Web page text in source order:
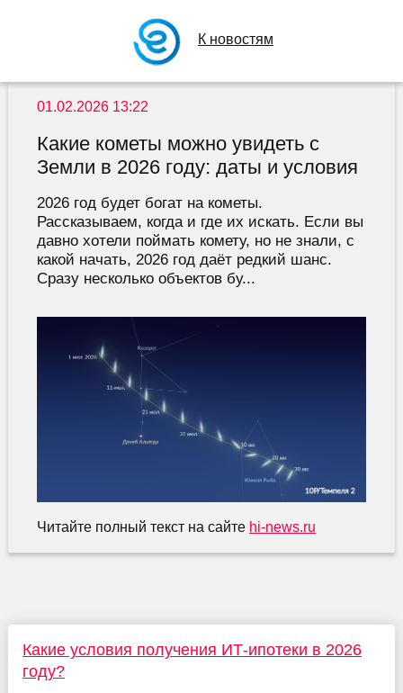
К новостям
01.02.2026 13:22
Какие кометы можно увидеть с
Земли в 2026 году: даты и условия
2026 год будет богат на кометы.
Рассказываем, когда и где их искать. Если вы
давно хотели поймать комету, но не знали, с
какой начать, 2026 год даёт редкий шанс.
Сразу несколько объектов бу...
Читайте полный текст на сайте hi-news.ru
Какие условия получения ИТ-ипотеки в 2026
году?